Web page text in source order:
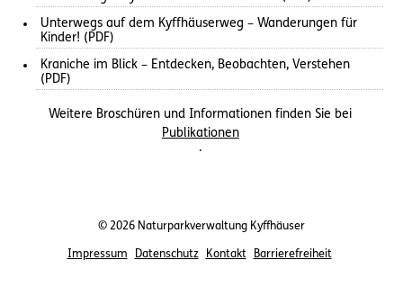
Unterwegs auf dem Kyffhäuserweg – Wanderungen für
Kinder! (PDF)
Kraniche im Blick – Entdecken, Beobachten, Verstehen
(PDF)
Weitere Broschüren und Informationen finden Sie bei
Publikationen
.
© 2026 Naturparkverwaltung Kyffhäuser
Impressum Datenschutz Kontakt Barrierefreiheit